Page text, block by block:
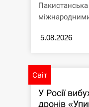
5.08.2026
Світ
У Росії
дронів